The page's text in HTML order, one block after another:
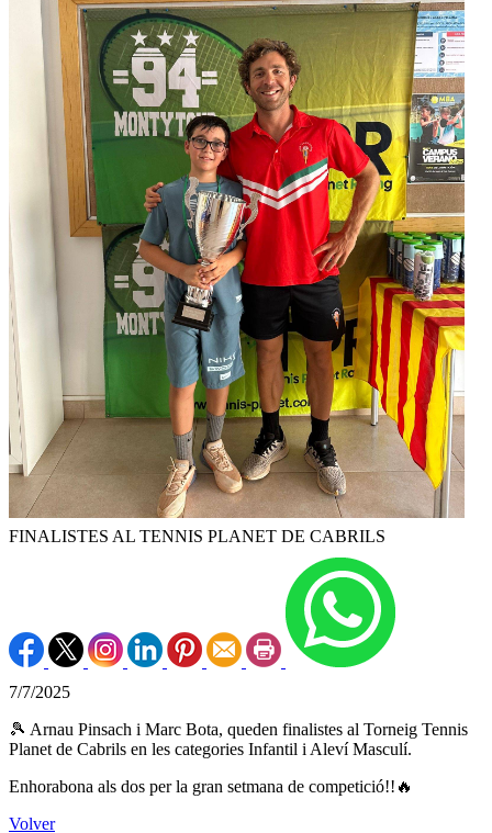
FINALISTES AL TENNIS PLANET DE CABRILS
7/7/2025
🎾 Arnau Pinsach i Marc Bota, queden finalistes al Torneig Tennis
Planet de Cabrils en les categories Infantil i Aleví Masculí.
Enhorabona als dos per la gran setmana de competició!! 🔥
Volver